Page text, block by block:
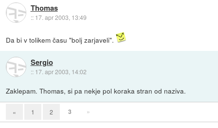
Thomas
:: 17. apr 2003, 13:49
Da bi v tolikem času "bolj zarjaveli".
Sergio
:: 17. apr 2003, 14:02
Zaklepam. Thomas, si pa nekje pol koraka stran od naziva.
« 1 2 3 »